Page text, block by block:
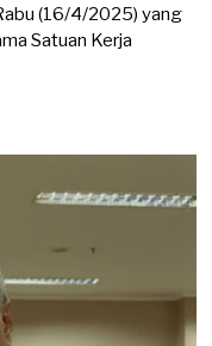
(16/4/2025) yang
Satuan Kerja